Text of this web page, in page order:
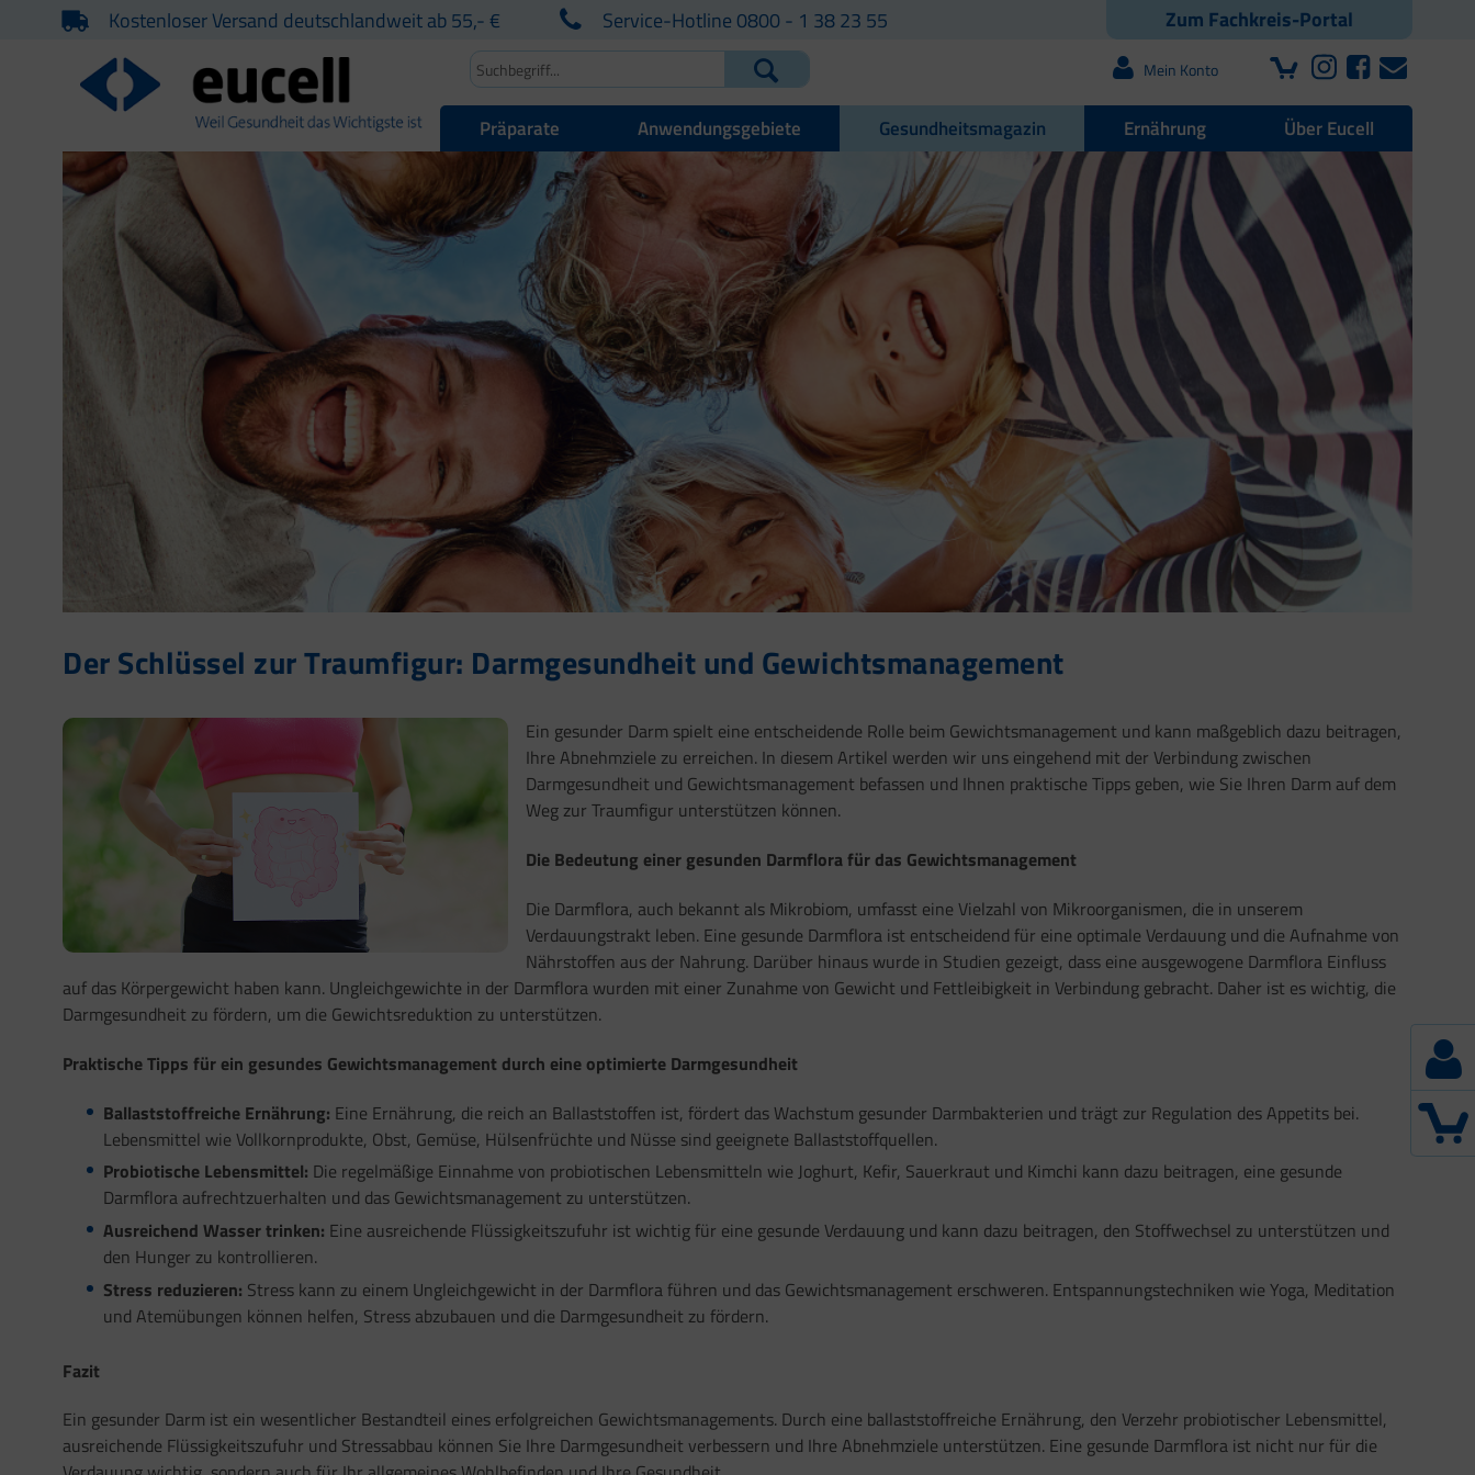
Zum Fachkreis-Portal
Kostenloser Versand deutschlandweit ab 55,- € Service-Hotline 0800 - 1 38 23 55
Mein Konto
Präparate Anwendungsgebiete Gesundheitsmagazin Ernährung Über Eucell
Der Schlüssel zur Traumfigur: Darmgesundheit und Gewichtsmanagement
Ein gesunder Darm spielt eine entscheidende Rolle beim Gewichtsmanagement und kann maßgeblich dazu beitragen,
Ihre Abnehmziele zu erreichen. In diesem Artikel werden wir uns eingehend mit der Verbindung zwischen
Darmgesundheit und Gewichtsmanagement befassen und Ihnen praktische Tipps geben, wie Sie Ihren Darm auf dem
Weg zur Traumfigur unterstützen können.
Die Bedeutung einer gesunden Darmflora für das Gewichtsmanagement
Die Darmflora, auch bekannt als Mikrobiom, umfasst eine Vielzahl von Mikroorganismen, die in unserem
Verdauungstrakt leben. Eine gesunde Darmflora ist entscheidend für eine optimale Verdauung und die Aufnahme von
Nährstoffen aus der Nahrung. Darüber hinaus wurde in Studien gezeigt, dass eine ausgewogene Darmflora Einfluss
auf das Körpergewicht haben kann. Ungleichgewichte in der Darmflora wurden mit einer Zunahme von Gewicht und Fettleibigkeit in Verbindung gebracht. Daher ist es wichtig, die
Darmgesundheit zu fördern, um die Gewichtsreduktion zu unterstützen.
Praktische Tipps für ein gesundes Gewichtsmanagement durch eine optimierte Darmgesundheit
Ballaststoffreiche Ernährung: Eine Ernährung, die reich an Ballaststoffen ist, fördert das Wachstum gesunder Darmbakterien und trägt zur Regulation des Appetits bei.
Lebensmittel wie Vollkornprodukte, Obst, Gemüse, Hülsenfrüchte und Nüsse sind geeignete Ballaststoffquellen.
Probiotische Lebensmittel: Die regelmäßige Einnahme von probiotischen Lebensmitteln wie Joghurt, Kefir, Sauerkraut und Kimchi kann dazu beitragen, eine gesunde
Darmflora aufrechtzuerhalten und das Gewichtsmanagement zu unterstützen.
Ausreichend Wasser trinken: Eine ausreichende Flüssigkeitszufuhr ist wichtig für eine gesunde Verdauung und kann dazu beitragen, den Stoffwechsel zu unterstützen und
den Hunger zu kontrollieren.
Stress reduzieren: Stress kann zu einem Ungleichgewicht in der Darmflora führen und das Gewichtsmanagement erschweren. Entspannungstechniken wie Yoga, Meditation
und Atemübungen können helfen, Stress abzubauen und die Darmgesundheit zu fördern.
Fazit
Ein gesunder Darm ist ein wesentlicher Bestandteil eines erfolgreichen Gewichtsmanagements. Durch eine ballaststoffreiche Ernährung, den Verzehr probiotischer Lebensmittel,
ausreichende Flüssigkeitszufuhr und Stressabbau können Sie Ihre Darmgesundheit verbessern und Ihre Abnehmziele unterstützen. Eine gesunde Darmflora ist nicht nur für die